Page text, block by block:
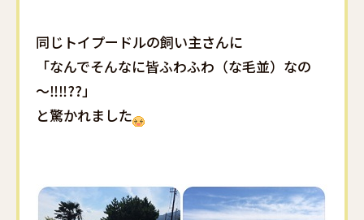
同じトイプードルの飼い主さんに
「なんでそんなに皆ふわふわ（な毛並）なの
～‼‼??」
と驚かれました